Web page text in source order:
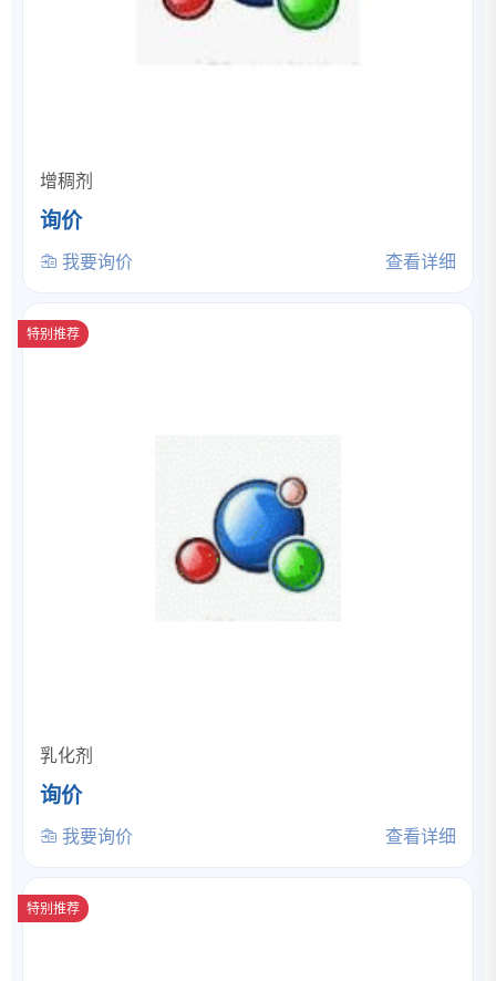
增稠剂
询价
我要询价 查看详细
特别推荐
乳化剂
询价
我要询价 查看详细
特别推荐